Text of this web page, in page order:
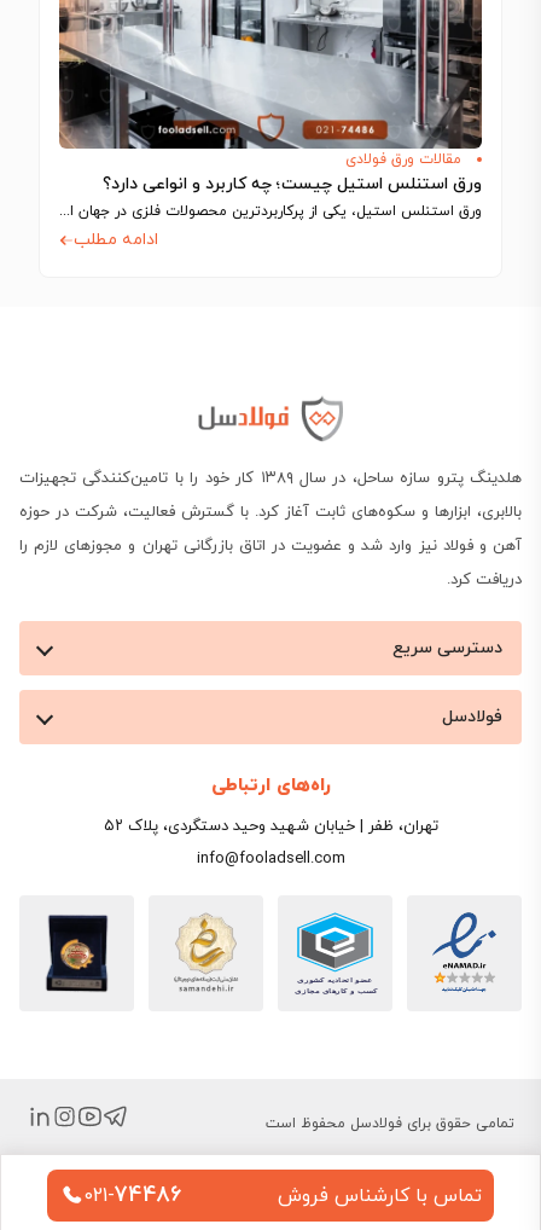
مقالات ورق فولادی
ورق استنلس استیل چیست؛ چه کاربرد و انواعی دارد؟
ورق استنلس استیل، یکی از پرکاربردترین محصولات فلزی در جهان است که به دلیل…
ادامه مطلب
هلدینگ پترو سازه ساحل، در سال ۱۳۸۹ کار خود را با تامین‌کنندگی تجهیزات
بالابری، ابزارها و سکوه‌های ثابت آغاز کرد. با گسترش فعالیت، شرکت در حوزه
آهن و فولاد نیز وارد شد و عضویت در اتاق بازرگانی تهران و مجوزهای لازم را
دریافت کرد.
دسترسی سریع
فولادسل
راه‌های ارتباطی
تهران، ظفر | خیابان شهید وحید دستگردی، پلاک ۵۲
info@fooladsell.com
تمامی حقوق برای فولادسل محفوظ است
تماس با کارشناس فروش 021-74486